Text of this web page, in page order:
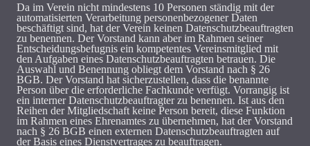
Da im Verein nicht mindestens 10 Personen ständig mit der
automatisierten Verarbeitung personenbezogener Daten
beschäftigt sind, hat der Verein keinen Datenschutzbeauftragten
zu benennen. Der Vorstand kann aber im Rahmen seiner
Entscheidungsbefugnis ein kompetentes Vereinsmitglied mit
den Aufgaben eines Datenschutzbeauftragten betrauen. Die
Auswahl und Benennung obliegt dem Vorstand nach § 26
BGB. Der Vorstand hat sicherzustellen, dass die benannte
Person über die erforderliche Fachkunde verfügt. Vorrangig ist
ein interner Datenschutzbeauftragter zu benennen. Ist aus den
Reihen der Mitgliedschaft keine Person bereit, diese Funktion
im Rahmen eines Ehrenamtes zu übernehmen, hat der Vorstand
nach § 26 BGB einen externen Datenschutzbeauftragten auf
der Basis eines Dienstvertrages zu beauftragen.